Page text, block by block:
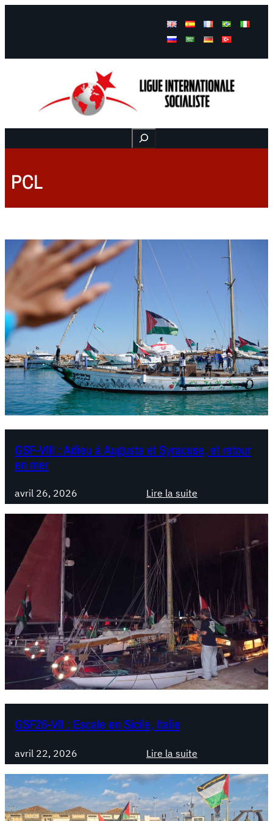
Buscar
PCL
GSF-VIII : Adieu à Augusta et Syracuse, et retour
en mer
avril 26, 2026
Lire la suite
:
-
V
I
I
I
:
A
d
i
e
u
g
u
s
GSF26-VII : Escale en Sicile, Italie
avril 22, 2026
Lire la suite
:
G
S
F